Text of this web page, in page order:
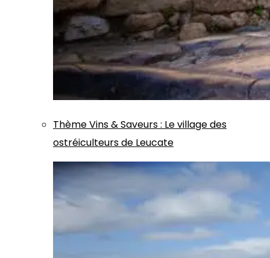
ThèmeVins & Saveurs: Le village des
ostréiculteurs de Leucate